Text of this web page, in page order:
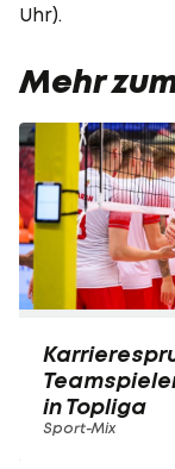
Uhr).
Mehr
in Topliga
Sport-Mix